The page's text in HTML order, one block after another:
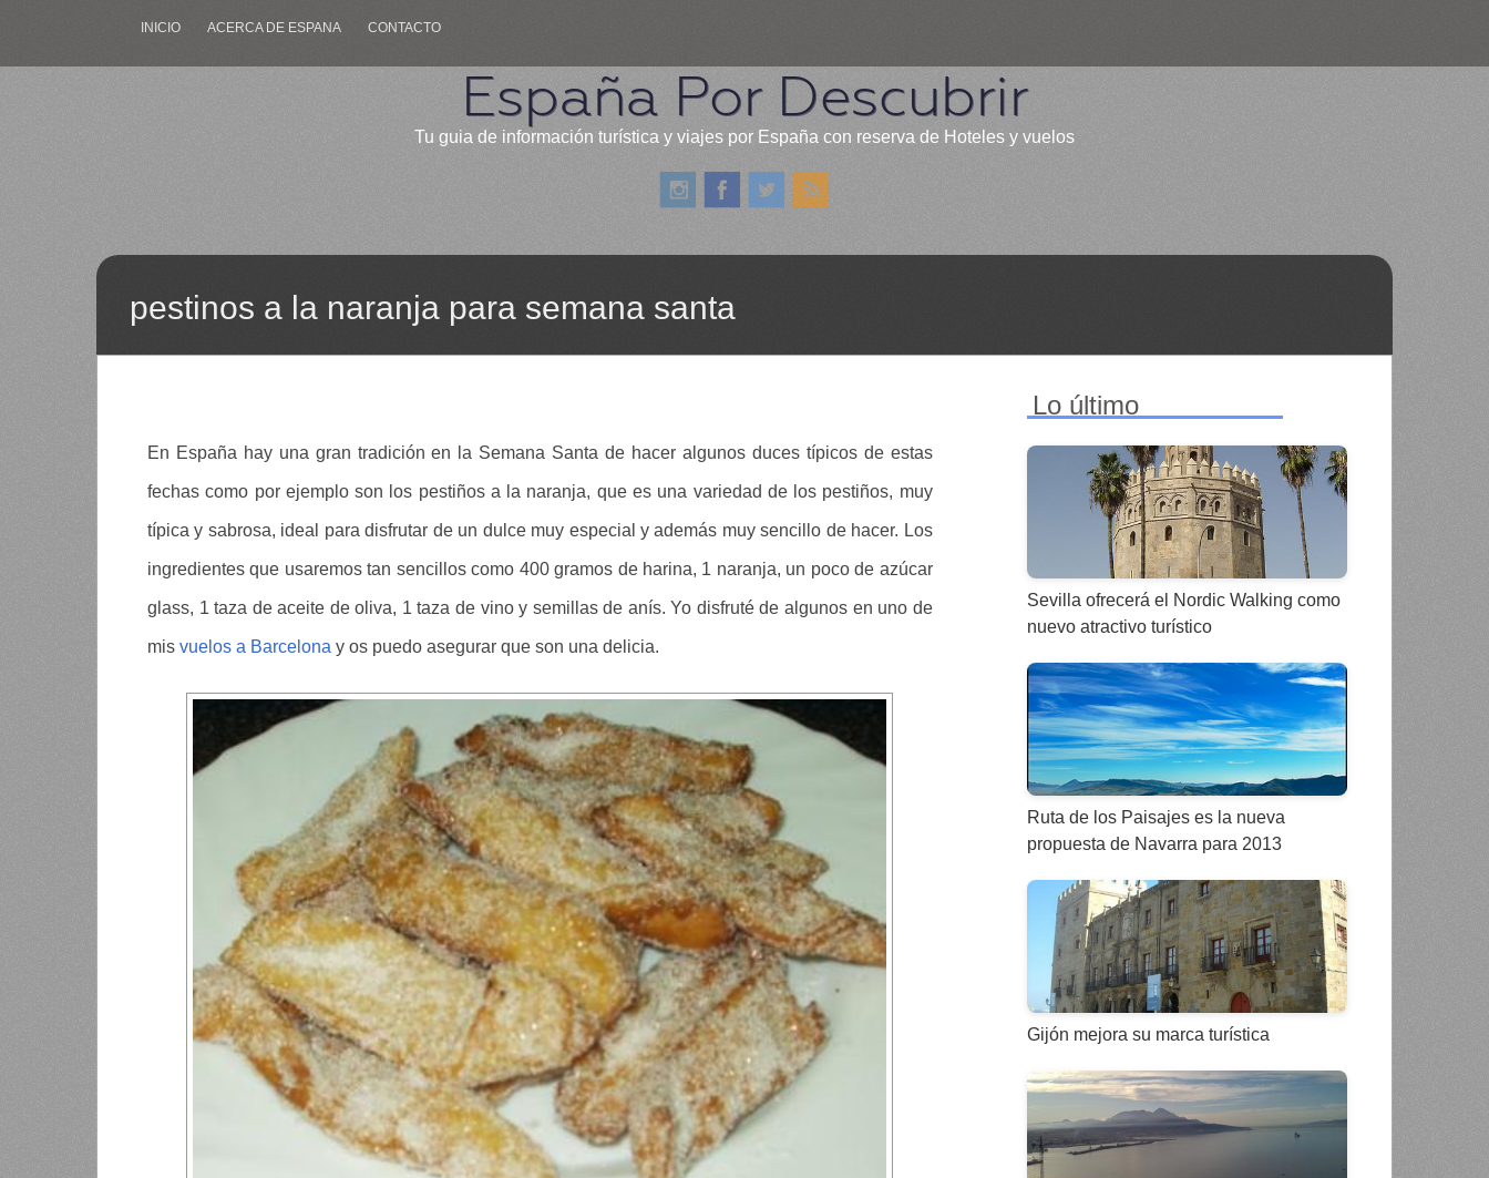
INICIO ACERCA DE ESPANA CONTACTO
España Por Descubrir
Tu guia de información turística y viajes por España con reserva de Hoteles y vuelos
pestinos a la naranja para semana santa
En España hay una gran tradición en la Semana Santa de hacer algunos duces típicos de estas
fechas como por ejemplo son los pestiños a la naranja, que es una variedad de los pestiños, muy
típica y sabrosa, ideal para disfrutar de un dulce muy especial y además muy sencillo de hacer. Los
ingredientes que usaremos tan sencillos como 400 gramos de harina, 1 naranja, un poco de azúcar
glass, 1 taza de aceite de oliva, 1 taza de vino y semillas de anís. Yo disfruté de algunos en uno de
mis vuelos a Barcelona y os puedo asegurar que son una delicia.
Lo último
Sevilla ofrecerá el Nordic Walking como
nuevo atractivo turístico
Ruta de los Paisajes es la nueva
propuesta de Navarra para 2013
Gijón mejora su marca turística